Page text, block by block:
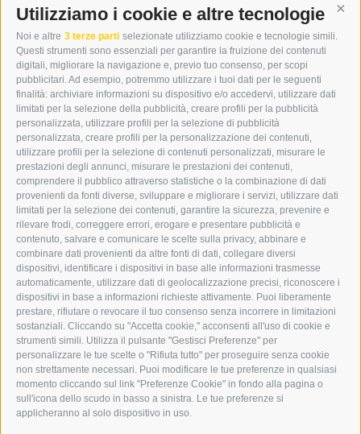
Utilizziamo i cookie e altre tecnologie
Noi e altre 3 terze parti selezionate utilizziamo cookie e tecnologie simili.
Questi strumenti sono essenziali per garantire la fruizione dei contenuti
digitali, migliorare la navigazione e, previo tuo consenso, per scopi
pubblicitari. Ad esempio, potremmo utilizzare i tuoi dati per le seguenti
finalità: archiviare informazioni su dispositivo e/o accedervi, utilizzare dati
limitati per la selezione della pubblicità, creare profili per la pubblicità
personalizzata, utilizzare profili per la selezione di pubblicità
personalizzata, creare profili per la personalizzazione dei contenuti,
utilizzare profili per la selezione di contenuti personalizzati, misurare le
prestazioni degli annunci, misurare le prestazioni dei contenuti,
comprendere il pubblico attraverso statistiche o la combinazione di dati
provenienti da fonti diverse, sviluppare e migliorare i servizi, utilizzare dati
limitati per la selezione dei contenuti, garantire la sicurezza, prevenire e
rilevare frodi, correggere errori, erogare e presentare pubblicità e
contenuto, salvare e comunicare le scelte sulla privacy, abbinare e
combinare dati provenienti da altre fonti di dati, collegare diversi
dispositivi, identificare i dispositivi in base alle informazioni trasmesse
automaticamente, utilizzare dati di geolocalizzazione precisi, riconoscere i
dispositivi in base a informazioni richieste attivamente. Puoi liberamente
prestare, rifiutare o revocare il tuo consenso senza incorrere in limitazioni
sostanziali. Cliccando su "Accetta cookie," acconsenti all'uso di cookie e
strumenti simili. Utilizza il pulsante "Gestisci Preferenze" per
personalizzare le tue scelte o "Rifiuta tutto" per proseguire senza cookie
non strettamente necessari. Puoi modificare le tue preferenze in qualsiasi
momento cliccando sul link "Preferenze Cookie" in fondo alla pagina o
sull'icona dello scudo in basso a sinistra. Le tue preferenze si
applicheranno al solo dispositivo in uso.
DER ERKER
I-39049 VIPITENO
TEL.: +39 0472 766876
GRAFIK@DERERKER.IT
INFO@DERERKER.IT
BARBARA.FONTANA@DERERKER.IT
ERKER
PUBBLICITÀ NELL’ERKER
PUBBLICITÀ ONLINE
ADDEBITO DIRETTO SEPA
REGOLAMENTO COMMENTI
ONLINE VOTING
SERVICE
EVENTI
ANNUNCI
LINK UTILI
METEO
WEBCAM
VIDEO